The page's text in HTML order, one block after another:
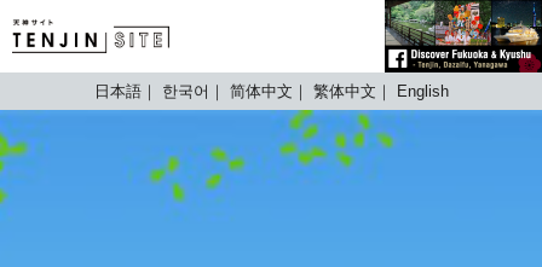
TENJIN SITE
日本語 한국어 简体中文 繁体中文 English